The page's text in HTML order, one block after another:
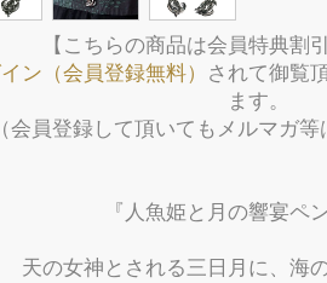
【こちらの商品は会員特典割
ン（会員登録無料）
されて御覧
ます。
（会員登録して頂いてもメルマガ
『人魚姫と月の響宴ペ
天の女神とされる三日月に、海